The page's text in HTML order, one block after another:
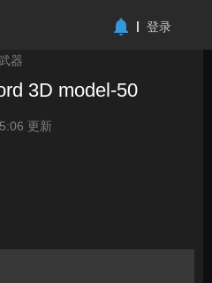
登录
器
3D model-50
更新